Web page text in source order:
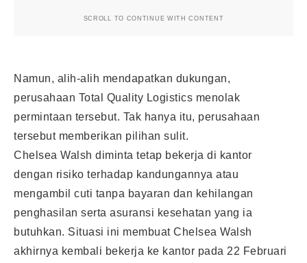
SCROLL TO CONTINUE WITH CONTENT
Namun, alih-alih mendapatkan dukungan,
perusahaan Total Quality Logistics menolak
permintaan tersebut. Tak hanya itu, perusahaan
tersebut memberikan pilihan sulit.
Chelsea Walsh diminta tetap bekerja di kantor
dengan risiko terhadap kandungannya atau
mengambil cuti tanpa bayaran dan kehilangan
penghasilan serta asuransi kesehatan yang ia
butuhkan. Situasi ini membuat Chelsea Walsh
akhirnya kembali bekerja ke kantor pada 22 Februari